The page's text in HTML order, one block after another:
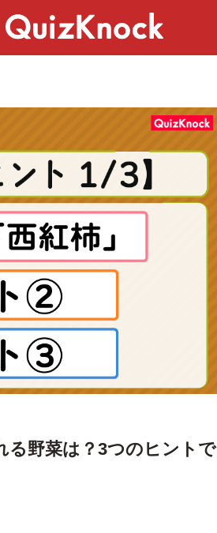
る野菜は？3つのヒントで